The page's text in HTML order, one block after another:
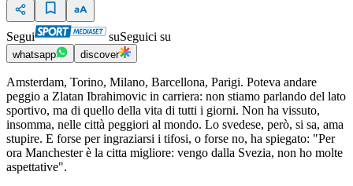
Segui suSeguici su
whatsapp discover
Amsterdam, Torino, Milano, Barcellona, Parigi. Poteva andare
peggio a Zlatan Ibrahimovic in carriera: non stiamo parlando del lato
sportivo, ma di quello della vita di tutti i giorni. Non ha vissuto,
insomma, nelle città peggiori al mondo. Lo svedese, però, si sa, ama
stupire. E forse per ingraziarsi i tifosi, o forse no, ha spiegato: "Per
ora Manchester è la citta migliore: vengo dalla Svezia, non ho molte
aspettative".